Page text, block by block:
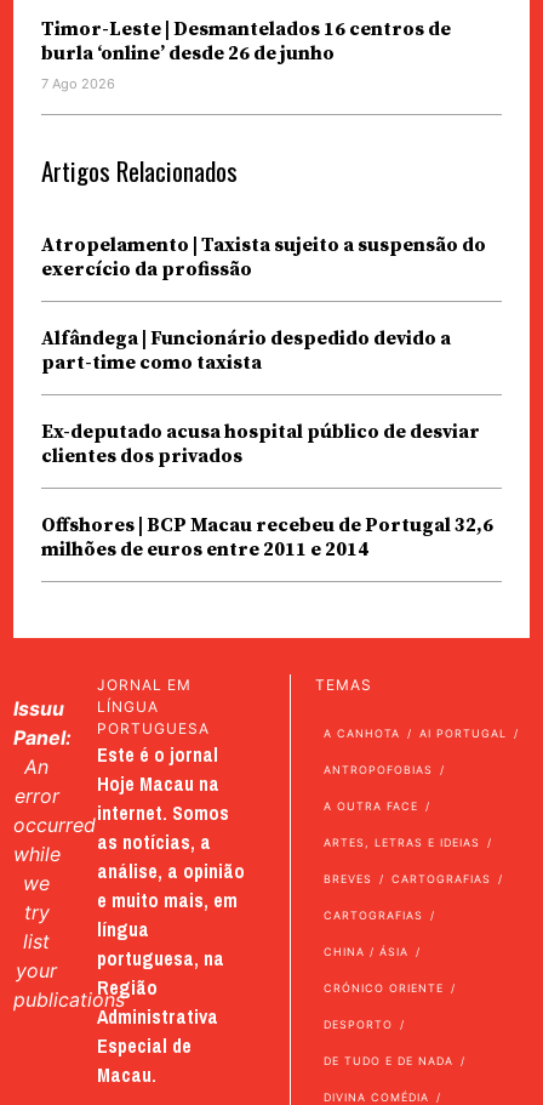
Timor-Leste | Desmantelados 16 centros de
burla ‘online’ desde 26 de junho
7 Ago 2026
Artigos Relacionados
Atropelamento | Taxista sujeito a suspensão do
exercício da profissão
Alfândega | Funcionário despedido devido a
part-time como taxista
Ex-deputado acusa hospital público de desviar
clientes dos privados
Offshores | BCP Macau recebeu de Portugal 32,6
milhões de euros entre 2011 e 2014
Issuu
Panel:
An
error
occurred
while
we
try
list
your
publications
JORNAL EM
LÍNGUA
PORTUGUESA
Este é o jornal
Hoje Macau na
internet. Somos
as notícias, a
análise, a opinião
e muito mais, em
língua
portuguesa, na
Região
Administrativa
Especial de
Macau.
TEMAS
A CANHOTA AI PORTUGAL
ANTROPOFOBIAS
A OUTRA FACE
ARTES, LETRAS E IDEIAS
BREVES CARTOGRAFIAS
CARTOGRAFIAS
CHINA / ÁSIA
CRÓNICO ORIENTE
DESPORTO
DE TUDO E DE NADA
DIVINA COMÉDIA